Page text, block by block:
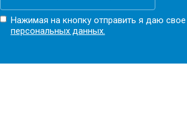
Нажимая на кнопку отправить я даю
персональных данных.